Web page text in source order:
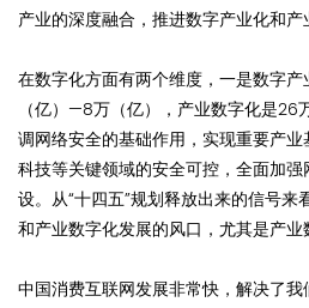
产业的深度融合，推进数字产业化和产
在数字化方面有两个维度，一是数字
（亿）—8万（亿），产业数字化是26
调网络安全的基础作用，实现重要产
科技等关键领域的安全可控，全面加
设。从“十四五”规划释放出来的信号来
和产业数字化发展的风口，尤其是产业
中国消费互联网发展非常快，解决了